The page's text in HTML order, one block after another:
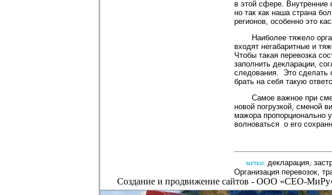
в этой сфере. Внутренние
но так как наша страна
регионов, особенно это
Наиболее тяжело
входят негабаритные и
Чтобы такая перевозка
заполнить декларации,
следования. Это сделать
брать на себя такую
Самое важное при
новой погрузкой, сменой
мажора пропорционально
волноваться о его
метки: декларация,
Организация перевозок,
Создание и продвижение сайтов - ООО «СЕО-